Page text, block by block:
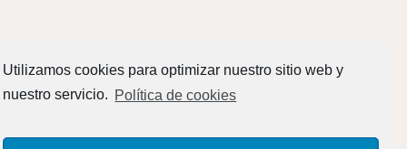
Utilizamos cookies para optimizar nuestro sitio web y
nuestro servicio. Política de cookies
Aviso Legal
Términos y condiciones